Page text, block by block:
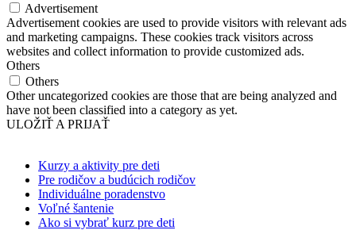
Advertisement
Advertisement cookies are used to provide visitors with relevant ads
and marketing campaigns. These cookies track visitors across
websites and collect information to provide customized ads.
Others
Others
Other uncategorized cookies are those that are being analyzed and
have not been classified into a category as yet.
ULOŽIŤ A PRIJAŤ
Kurzy a aktivity pre deti
Pre rodičov a budúcich rodičov
Individuálne poradenstvo
Voľné šantenie
Ako si vybrať kurz pre deti